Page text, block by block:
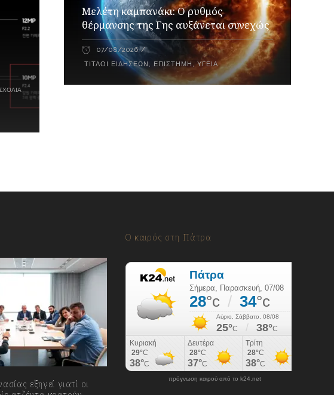
Μελέτη καμπανάκι: Ο ρυθμός
θέρμανσης της Γης αυξάνεται συνεχώς
07/08/2026
ΤΊΤΛΟΙ ΕΙΔΉΣΕΩΝ , ΕΠΙΣΤΉΜΗ ,ΥΓΕΊΑ
εξηγεί γιατί οι
Ο καιρός στη Πάτρα
πρόγνωση καιρού από το k24.net